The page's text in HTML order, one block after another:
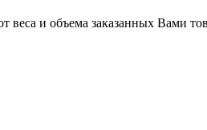
веса и объема заказанных Вами